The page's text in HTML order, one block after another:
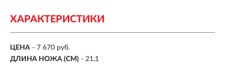
ХАРАКТЕРИСТИКИ
ЦЕНА - 7 670 руб.
ДЛИНА НОЖА (СМ) - 21,1